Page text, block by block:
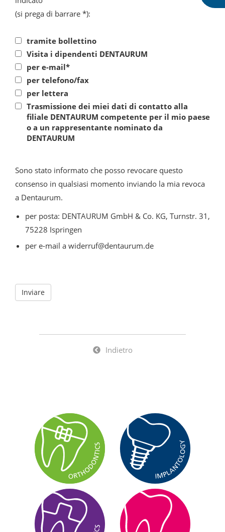
(si prega di barrare *):
tramite bollettino
Visita i dipendenti DENTAURUM
per e-mail*
per telefono/fax
per lettera
Trasmissione dei miei dati di contatto alla
filiale DENTAURUM competente per il mio paese
o a un rappresentante nominato da
DENTAURUM
Sono stato informato che posso revocare questo
consenso in qualsiasi momento inviando la mia revoca
a Dentaurum.
per posta: DENTAURUM GmbH & Co. KG, Turnstr. 31,
75228 Ispringen
per e-mail a widerruf@dentaurum.de
Indietro